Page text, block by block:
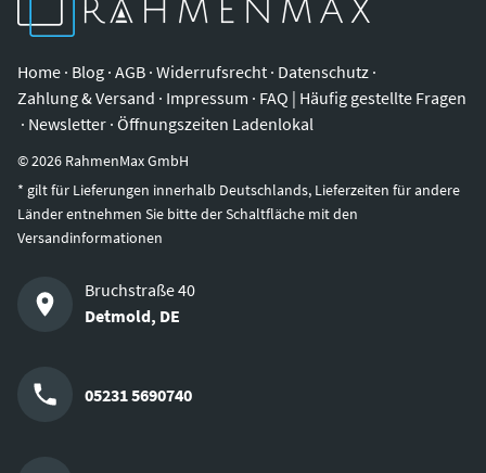
Home · Blog · AGB · Widerrufsrecht · Datenschutz ·
Zahlung & Versand · Impressum · FAQ | Häufig gestellte Fragen
· Newsletter · Öffnungszeiten Ladenlokal
©2026 RahmenMax GmbH
* gilt für Lieferungen innerhalb Deutschlands, Lieferzeiten für andere
Länder entnehmen Sie bitte der Schaltfläche mit den
Versandinformationen
Bruchstraße 40
Detmold, DE
05231 5690740